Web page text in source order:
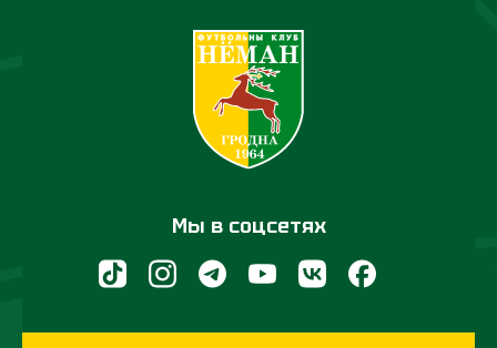
Мы в соцсетях